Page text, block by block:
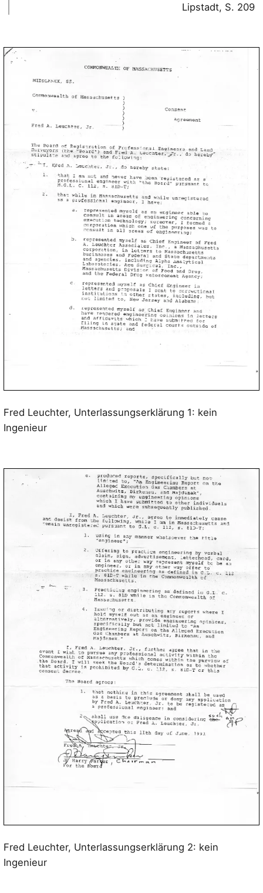
Lipstadt, S. 209
Fred Leuchter, Unterlassungserklärung 1: kein
Ingenieur
Fred Leuchter, Unterlassungserklärung 2: kein
Ingenieur